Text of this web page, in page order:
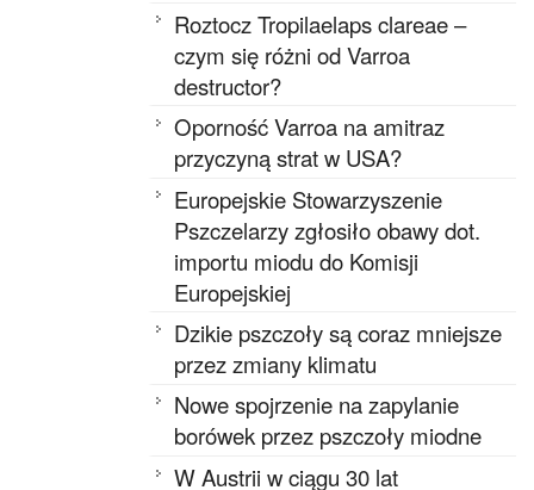
Roztocz Tropilaelaps clareae –
czym się różni od Varroa
destructor?
Oporność Varroa na amitraz
przyczyną strat w USA?
Europejskie Stowarzyszenie
Pszczelarzy zgłosiło obawy dot.
importu miodu do Komisji
Europejskiej
Dzikie pszczoły są coraz mniejsze
przez zmiany klimatu
Nowe spojrzenie na zapylanie
borówek przez pszczoły miodne
W Austrii w ciągu 30 lat